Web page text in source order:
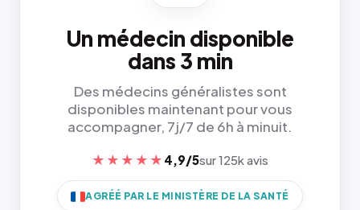
Un médecin disponible
dans 3 min
Des médecins généralistes sont
disponibles maintenant pour vous
accompagner, 7j/7 de 6h à minuit.
★★★★★ 4,9/5sur 125k avis
AGRÉÉ PAR LE MINISTÈRE DE LA SANTÉ